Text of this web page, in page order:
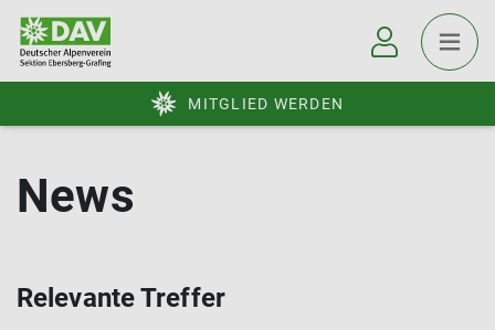
MITGLIED WERDEN
News
Relevante Treffer